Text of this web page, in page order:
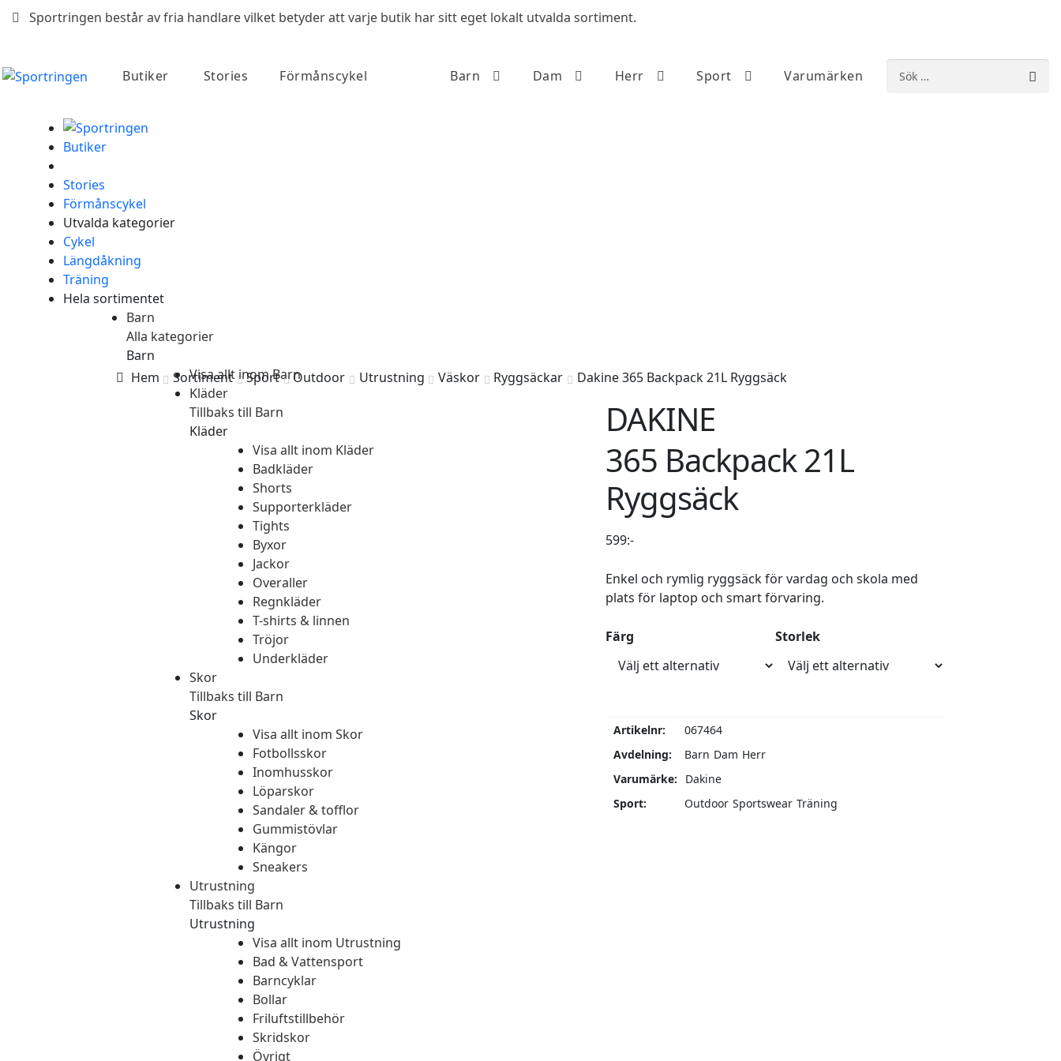
Sportringen består av fria handlare vilket betyder att varje butik har sitt eget lokalt utvalda sortiment.
Butiker Stories Förmånscykel Barn Dam Herr Sport Varumärken
efter:
Butiker
Stories
Förmånscykel
Utvalda kategorier
Cykel
Längdåkning
Träning
Hela sortimentet
Barn
Alla kategorier
Barn
Visa allt inom Barn
Kläder
Tillbaks till Barn
Kläder
Visa allt inom Kläder
Badkläder
Shorts
Supporterkläder
Tights
Byxor
Jackor
Overaller
Regnkläder
T-shirts & linnen
Tröjor
Underkläder
Skor
Tillbaks till Barn
Skor
Visa allt inom Skor
Fotbollsskor
Inomhusskor
Löparskor
Sandaler & tofflor
Gummistövlar
Kängor
Sneakers
Utrustning
Tillbaks till Barn
Utrustning
Visa allt inom Utrustning
Bad & Vattensport
Barncyklar
Bollar
Friluftstillbehör
Skridskor
Övrigt
Hem Sortiment Sport Outdoor Utrustning Väskor Ryggsäckar Dakine 365 Backpack 21L Ryggsäck
DAKINE
365 Backpack 21L
Ryggsäck
599:-
Enkel och rymlig ryggsäck för vardag och skola med
plats för laptop och smart förvaring.
Färg Storlek
Artikelnr:
067464
Avdelning:
Barn Dam Herr
Varumärke:
Dakine
Sport:
Outdoor Sportswear Träning